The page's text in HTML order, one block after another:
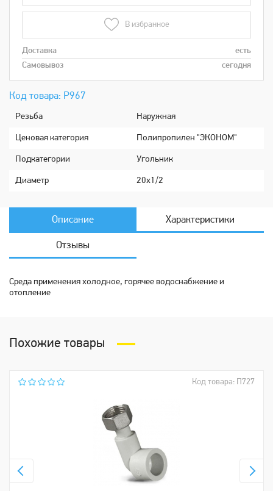
Код товара: Р967
Рeзьба Наружная
Ценовая категория Полипропилен "ЭКОНОМ"
Подкатeгории Угольник
Диaметр 20х1/2
В избранное
Доставка
есть
Самовывоз
сегодня
Описание Характеристики
Отзывы
Среда применения холодное, горячее водоснабжение и
отопление
Похожие товары
Код товара: П727